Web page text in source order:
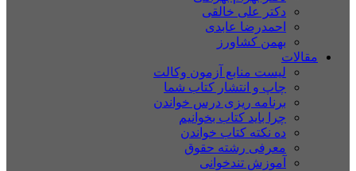
دکتر علی خالقی
احمدرضا عابدی
بهمن کشاورز
مقالات
لیست منابع آزمون وکالت
چاپ و انتشار کتاب شما
برنامه ریزی درس خواندن
چرا باید کتاب بخوانیم
ده نکته کتاب خواندن
معرفی رشته حقوق
آموزش تندخوانی